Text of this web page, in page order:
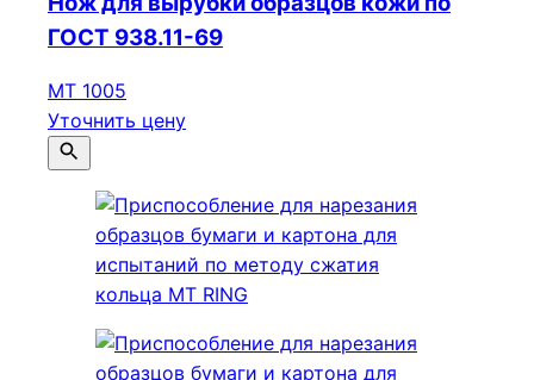
ГОСТ 938.11-69
МТ 1005
Уточнить цену